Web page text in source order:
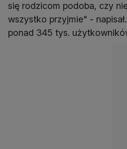
się rodzicom podoba, czy
wszystko przyjmie" -
ponad 345 tys.